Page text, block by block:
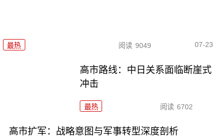
最热 阅读 9049 07-23
高市路线：中日关系面临断崖式
冲击
最热 阅读 6702
高市扩军：战略意图与军事转型深度剖析